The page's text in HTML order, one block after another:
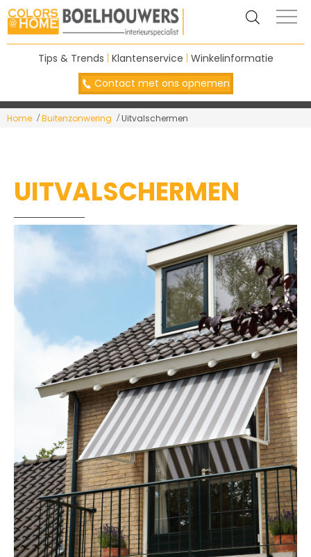
Tips & Trends | Klantenservice | Winkelinformatie
Contact met ons opnemen
Home Buitenzonwering Uitvalschermen
UITVALSCHERMEN